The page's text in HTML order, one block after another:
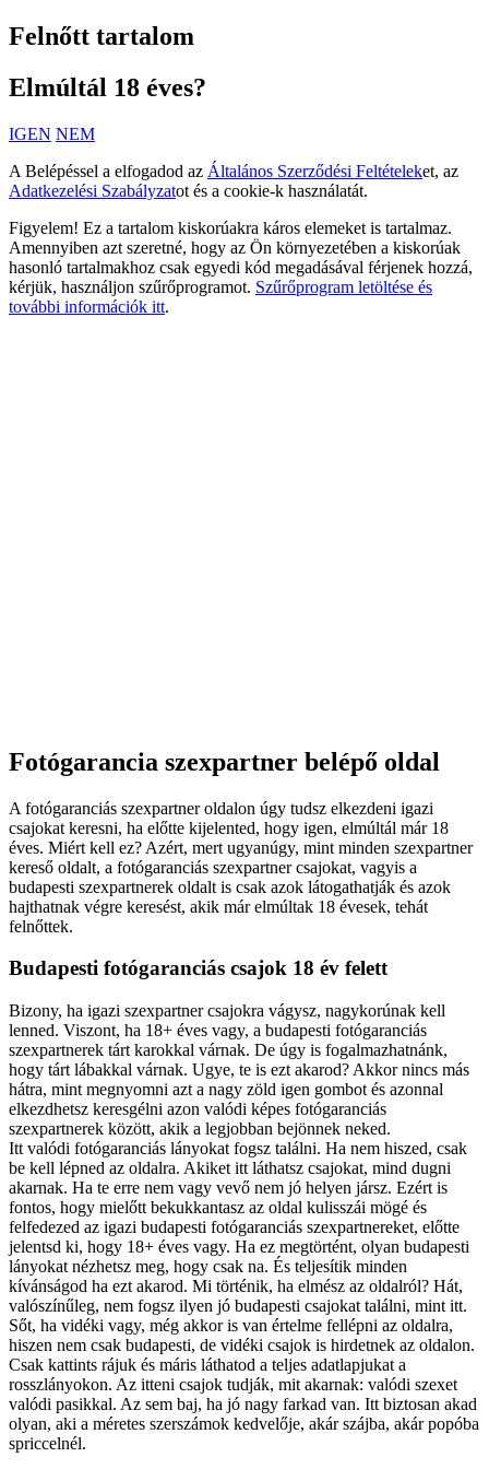
Felnőtt tartalom
Elmúltál 18 éves?
IGEN NEM
A Belépéssel a elfogadod az Általános Szerződési Feltételeket, az
Adatkezelési Szabályzatot és a cookie-k használatát.
Figyelem! Ez a tartalom kiskorúakra káros elemeket is tartalmaz.
Amennyiben azt szeretné, hogy az Ön környezetében a kiskorúak
hasonló tartalmakhoz csak egyedi kód megadásával férjenek hozzá,
kérjük, használjon szűrőprogramot. Szűrőprogram letöltése és
további információk itt.
Fotógarancia szexpartner belépő oldal
A fotógaranciás szexpartner oldalon úgy tudsz elkezdeni igazi
csajokat keresni, ha előtte kijelented, hogy igen, elmúltál már 18
éves. Miért kell ez? Azért, mert ugyanúgy, mint minden szexpartner
kereső oldalt, a fotógaranciás szexpartner csajokat, vagyis a
budapesti szexpartnerek oldalt is csak azok látogathatják és azok
hajthatnak végre keresést, akik már elmúltak 18 évesek, tehát
felnőttek.
Budapesti fotógaranciás csajok 18 év felett
Bizony, ha igazi szexpartner csajokra vágysz, nagykorúnak kell
lenned. Viszont, ha 18+ éves vagy, a budapesti fotógaranciás
szexpartnerek tárt karokkal várnak. De úgy is fogalmazhatnánk,
hogy tárt lábakkal várnak. Ugye, te is ezt akarod? Akkor nincs más
hátra, mint megnyomni azt a nagy zöld igen gombot és azonnal
elkezdhetsz keresgélni azon valódi képes fotógaranciás
szexpartnerek között, akik a legjobban bejönnek neked.
Itt valódi fotógaranciás lányokat fogsz találni. Ha nem hiszed, csak
be kell lépned az oldalra. Akiket itt láthatsz csajokat, mind dugni
akarnak. Ha te erre nem vagy vevő nem jó helyen jársz. Ezért is
fontos, hogy mielőtt bekukkantasz az oldal kulisszái mögé és
felfedezed az igazi budapesti fotógaranciás szexpartnereket, előtte
jelentsd ki, hogy 18+ éves vagy. Ha ez megtörtént, olyan budapesti
lányokat nézhetsz meg, hogy csak na. És teljesítik minden
kívánságod ha ezt akarod. Mi történik, ha elmész az oldalról? Hát,
valószínűleg, nem fogsz ilyen jó budapesti csajokat találni, mint itt.
Sőt, ha vidéki vagy, még akkor is van értelme fellépni az oldalra,
hiszen nem csak budapesti, de vidéki csajok is hirdetnek az oldalon.
Csak kattints rájuk és máris láthatod a teljes adatlapjukat a
rosszlányokon. Az itteni csajok tudják, mit akarnak: valódi szexet
valódi pasikkal. Az sem baj, ha jó nagy farkad van. Itt biztosan akad
olyan, aki a méretes szerszámok kedvelője, akár szájba, akár popóba
spriccelnél.